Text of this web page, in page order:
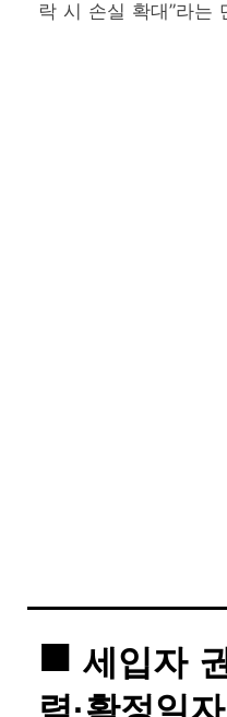
락 시 손실 확대”라는
세입자
력·확정일